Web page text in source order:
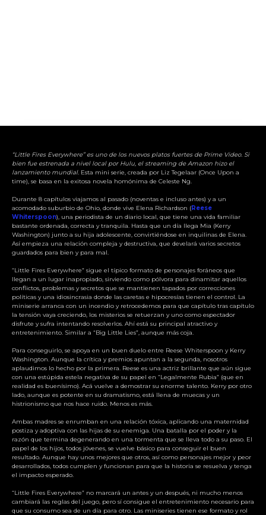
“Little Fires Everywhere” es uno de los nuevos platos fuertes de Prime Video. Si
bien fue estrenada a nivel local por Hulu, el streaming de Amazon hizo el
lanzamiento mundial. Esta mini serie, creada por Liz Tegelaar (Once Upon a
time), se basa en la exitosa novela homónima de Celeste Ng.
Durante 8 capítulos viajamos al pasado (noventas e incluso antes) y a un
acomodado suburbio de Ohio, donde vive Elena Richardson (Reese
Whiterspoon), una periodista de un diario local, que tiene una vida familiar
bastante ordenada, correcta y tranquila. Hasta que un día llega Mia (Kerry
Washington) junto a su hija adolescente, convirtiéndose en inquilinas de Elena.
Así empieza una relación compleja y destructiva, que develará varios secretos
guardados para bien y para mal.
“Little Fires Everywhere” sigue el típico formato de personajes foráneos que
llegan a un lugar inapropiado, sirviendo como pólvora para dinamitar aquellos
conflictos, problemas y secretos que se mantienen tapados por correcciones
políticas y una idiosincrasia donde las caretas e hipocresías tienen el control. La
miniserie arranca con un incendio y retrocedemos para que capítulo tras capítulo
la tensión vaya creciendo, los misterios se retuerzan y uno como espectador
disfrute y sufra intentando resolverlos. Ahí está su principal atractivo y
entretenimiento. Similar a “Big Little Lies”, aunque más coja.
Para conseguirlo, se apoya en un buen duelo entre Reese Whiterspoon y Kerry
Washington. Aunque la crítica y premios apuntan a la segunda, nosotros
aplaudimos lo hecho por la primera. Reese es una actriz brillante que aún sigue
con una estúpida estela negativa de su papel en “Legalmente Rubia” (que en
realidad es buenísimo). Acá vuelve a demostrar su enorme talento. Kerry por otro
lado, aunque es potente en su dramatismo, está llena de muecas y un
histrionismo que nos hace ruido. Menos es más.
Ambas madres se enrumban en una relación tóxica, aplicando una maternidad
postiza y adoptiva con las hijas de su enemiga. Una batalla por el poder y la
razón que termina degenerando en una tormenta que se lleva todo a su paso. El
papel de los hijos, todos jóvenes, se vuelve básico para conseguir el buen
resultado. Aunque hay unos mejores que otros, así como personajes mejor y peor
desarrollados, todos cumplen y funcionan para que la historia se resuelva y tenga
el impacto esperado.
“Little Fires Everywhere” no marcará un antes y un después, ni mucho menos
cambiará las reglas del juego, pero sí consigue el entretenimiento necesario para
que su consumo sea de un día para otro. Las miniseries tienen ese formato y rol